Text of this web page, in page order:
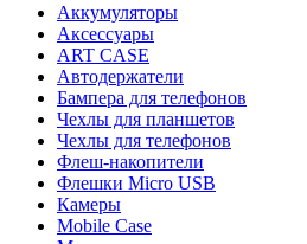
Аккумуляторы
Аксессуары
ART CASE
Автодержатели
Бампера для телефонов
Чехлы для планшетов
Чехлы для телефонов
Флеш-накопители
Флешки Micro USB
Камеры
Mobile Case